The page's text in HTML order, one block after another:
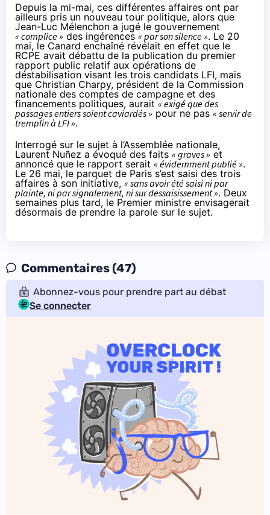
Depuis la mi-mai, ces différentes affaires ont par
ailleurs pris un nouveau tour politique, alors que
Jean-Luc Mélenchon a jugé le gouvernement
« complice » des ingérences « par son silence ». Le 20
mai, le Canard enchaîné révélait en effet que le
RCPE avait débattu de la publication du premier
rapport public relatif aux opérations de
déstabilisation visant les trois candidats LFI, mais
que Christian Charpy, président de la Commission
nationale des comptes de campagne et des
financements politiques, aurait« exigé que des
passages entiers soient caviardés » pour ne pas « servir de
tremplin à LFI ».
Interrogé sur le sujet à l’Assemblée nationale,
Laurent Nuñez a évoqué des faits « graves » et
annoncé que le rapport serait « évidemment publié ».
Le 26 mai, le parquet de Paris s’est saisi des trois
affaires à son initiative, « sans avoir été saisi ni par
plainte, ni par signalement, ni sur dessaisissement ». Deux
semaines plus tard, le Premier ministre envisagerait
désormais de prendre la parole sur le sujet.
Commentaires (47)
Abonnez-vous pour prendre part au débat
Se connecter